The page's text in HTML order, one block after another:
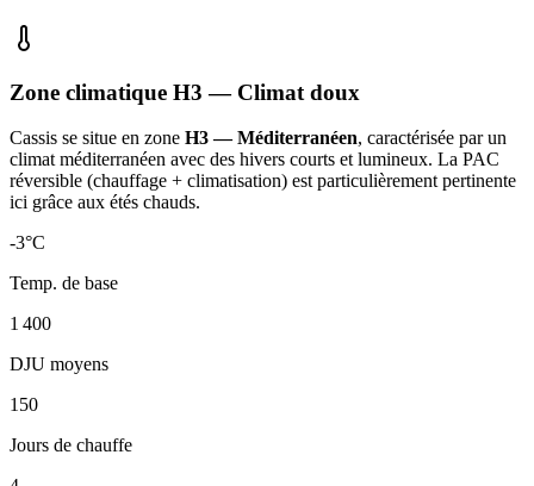
Zone climatique H3 — Climat doux
Cassis se situe en zone H3 — Méditerranéen, caractérisée par un
climat méditerranéen avec des hivers courts et lumineux. La PAC
réversible (chauffage + climatisation) est particulièrement pertinente
ici grâce aux étés chauds.
-3°C
Temp. de base
1 400
DJU moyens
150
Jours de chauffe